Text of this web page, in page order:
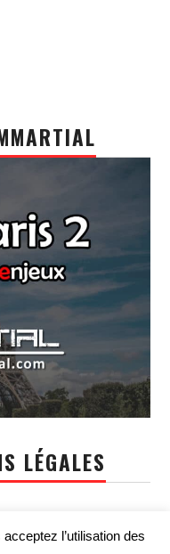
LÉGALES
générales d’utilisation
l’utilisation des